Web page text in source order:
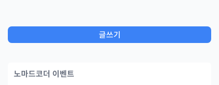
글쓰기
노마드코더 이벤트